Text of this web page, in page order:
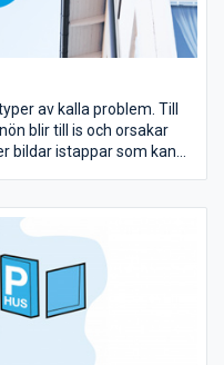
av kalla problem. Till
blir till is och orsakar
bildar istappar som kan